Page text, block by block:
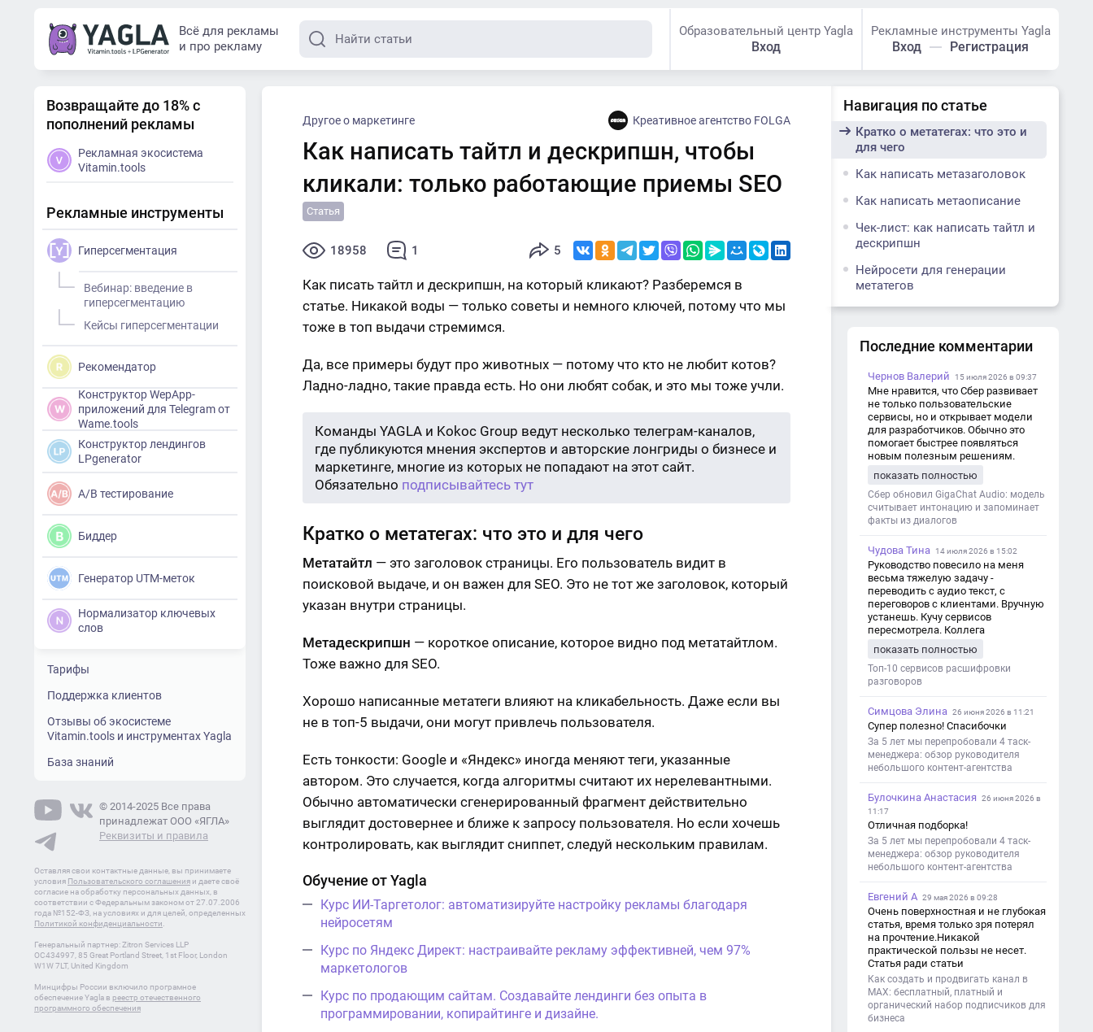
Всё для рекламы
и про рекламу
Образовательный центр Yagla
Вход
Рекламные инструменты Yagla
Вход Регистрация
Навигация по статье
Кратко о метатегах: что это и
для чего
Как написать метазаголовок
Как написать метаописание
Чек-лист: как написать тайтл и
дескрипшн
Нейросети для генерации
метатегов
Другое о маркетинге Креативное агентство FOLGA
Как написать тайтл и дескрипшн, чтобы
кликали: только работающие приемы SEO
Статья
18958 1 5
Как писать тайтл и дескрипшн, на который кликают? Разберемся в
статье. Никакой воды — только советы и немного ключей, потому что мы
тоже в топ выдачи стремимся.
Да, все примеры будут про животных — потому что кто не любит котов?
Ладно-ладно, такие правда есть. Но они любят собак, и это мы тоже учли.
Команды YAGLA и Kokoc Group ведут несколько телеграм-каналов,
где публикуются мнения экспертов и авторские лонгриды о бизнесе и
маркетинге, многие из которых не попадают на этот сайт.
Обязательно подписывайтесь тут
Кратко о метатегах: что это и для чего
Метатайтл — это заголовок страницы. Его пользователь видит в
поисковой выдаче, и он важен для SEO. Это не тот же заголовок, который
указан внутри страницы.
Метадескрипшн — короткое описание, которое видно под метатайтлом.
Тоже важно для SEO.
Хорошо написанные метатеги влияют на кликабельность. Даже если вы
не в топ-5 выдачи, они могут привлечь пользователя.
Есть тонкости: Google и «Яндекс» иногда меняют теги, указанные
автором. Это случается, когда алгоритмы считают их нерелевантными.
Обычно автоматически сгенерированный фрагмент действительно
выглядит достовернее и ближе к запросу пользователя. Но если хочешь
контролировать, как выглядит сниппет, следуй нескольким правилам.
Обучение от Yagla
Курс ИИ-Таргетолог: автоматизируйте настройку рекламы благодаря
нейросетям
Курс по Яндекс Директ: настраивайте рекламу эффективней, чем 97%
маркетологов
Курс по продающим сайтам. Создавайте лендинги без опыта в
программировании, копирайтинге и дизайне.
Возвращайте до 18% с
пополнений рекламы
Рекламная экосистема
Vitamin.tools
Рекламные инструменты
Гиперсегментация
Вебинар: введение в
гиперсегментацию
Кейсы гиперсегментации
Рекомендатор
Конструктор WepApp-
приложений для Telegram от
Wame.tools
Конструктор лендингов
LPgenerator
A/B тестирование
Биддер
Генератор UTM-меток
Нормализатор ключевых
слов
Тарифы
Поддержка клиентов
Отзывы об экосистеме
Vitamin.tools и инструментах Yagla
База знаний
© 2014-2025 Все права
принадлежат ООО «ЯГЛА»
Реквизиты и правила
Оставляя свои контактные данные, вы принимаете
условия Пользовательского соглашения и даете своё
согласие на обработку персональных данных, в
соответствии с Федеральным законом от 27.07.2006
года №152-ФЗ, на условиях и для целей, определенных
Политикой конфиденциальности
Генеральный партнер: Zitron Services LLP
OC434997, 85 Great Portland Street, 1st Floor, London
W1W 7LT, United Kingdom
Минцифры России включило програмное
обеспечение Yagla в реестр отечественного
программного обеспечения
Последние комментарии
Чернов Валерий 15 июля 2026 в 09:37
Мне нравится, что Сбер развивает
не только пользовательские
сервисы, но и открывает модели
для разработчиков. Обычно это
помогает быстрее появляться
новым полезным решениям.
показать полностью
Сбер обновил GigaChat Audio: модель
считывает интонацию и запоминает
факты из диалогов
Чудова Тина 14 июля 2026 в 15:02
Руководство повесило на меня
весьма тяжелую задачу -
переводить с аудио текст, с
переговоров с клиентами. Вручную
устанешь. Кучу сервисов
пересмотрела. Коллега
хорошо переводит. Мало
редактировать по итогу. Советую.
показать полностью
Топ-10 сервисов расшифровки
разговоров
Симцова Элина 26 июня 2026 в 11:21
Супер полезно! Спасибочки
За 5 лет мы перепробовали 4 таск-
менеджера: обзор руководителя
небольшого контент-агентства
Булочкина Анастасия
26 июня 2026 в
11:17
Отличная подборка!
За 5 лет мы перепробовали 4 таск-
менеджера: обзор руководителя
небольшого контент-агентства
Евгений А 29 мая 2026 в 09:28
Очень поверхностная и не глубокая
статья, время только зря потерял
на прочтение.Никакой
практической пользы не несет.
Статья ради статьи
Как создать и продвигать канал в
MAX: бесплатный, платный и
органический набор подписчиков для
бизнеса